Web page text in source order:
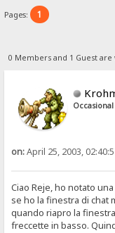
Pages: 1
0 Members and 1 Guest are
on:April 25, 2003,
Ciao Reje, ho notato
se ho la finestra di chat
quando riapro la
freccette in basso.